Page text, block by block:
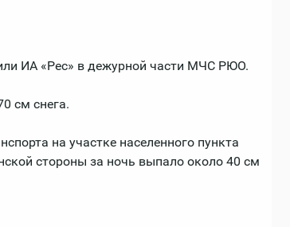
ИА «Рес» в дежурной части МЧС РЮО.
см снега.
на участке населенного пункта
стороны за ночь выпало около 40 см